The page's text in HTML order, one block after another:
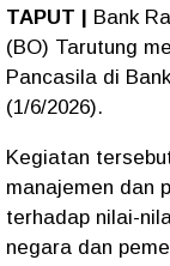
TAPUT | Bank
(BO) Tarutung
Pancasila di
(1/6/2026).
Kegiatan
manajemen dan
terhadap nilai-
negara dan